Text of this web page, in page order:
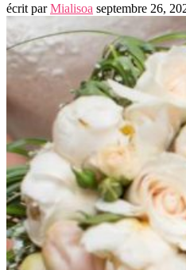
écrit parMialisoa septembre 26,